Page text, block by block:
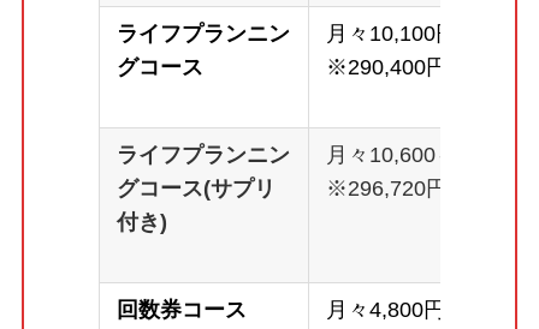
ライフプランニン
グコース
月々10,100円～
※290,400円
ライフプランニン
グコース(サプリ
付き)
月々10,600～
※296,720円
回数券コース
月々4,800円～